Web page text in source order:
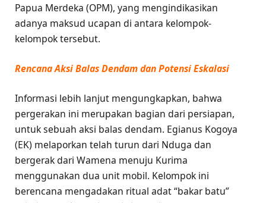
Papua Merdeka (OPM), yang mengindikasikan
adanya maksud ucapan di antara kelompok-
kelompok tersebut.
Rencana Aksi Balas Dendam dan Potensi Eskalasi
Informasi lebih lanjut mengungkapkan, bahwa
pergerakan ini merupakan bagian dari persiapan,
untuk sebuah aksi balas dendam. Egianus Kogoya
(EK) melaporkan telah turun dari Nduga dan
bergerak dari Wamena menuju Kurima
menggunakan dua unit mobil. Kelompok ini
berencana mengadakan ritual adat “bakar batu”